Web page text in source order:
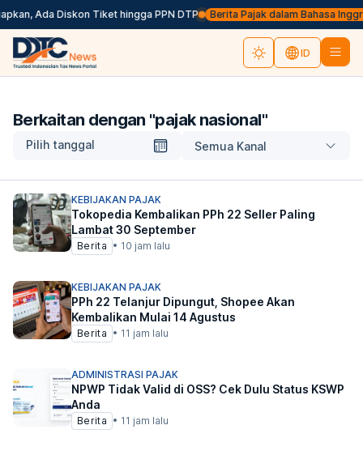
Ada Diskon Tiket hingga PPN DTP Berita Pajak dalam Bahasa
ID
Berkaitan dengan "pajak nasional"
Pilih tanggal Semua Kanal
KEBIJAKAN PAJAK
Tokopedia Kembalikan PPh 22 Seller Paling
Lambat 30 September
Berita • 10 jam lalu
KEBIJAKAN PAJAK
PPh 22 Telanjur Dipungut, Shopee Akan
Kembalikan Mulai 14 Agustus
Berita • 11 jam lalu
ADMINISTRASI PAJAK
NPWP Tidak Valid di OSS? Cek Dulu Status KSWP
Anda
Berita • 11 jam lalu